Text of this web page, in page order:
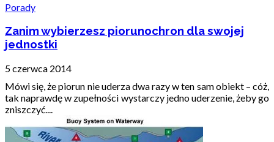
Porady
Zanim wybierzesz piorunochron dla swojej
jednostki
5 czerwca 2014
Mówi się, że piorun nie uderza dwa razy w ten sam obiekt – cóż,
tak naprawdę w zupełności wystarczy jedno uderzenie, żeby go
zniszczyć....